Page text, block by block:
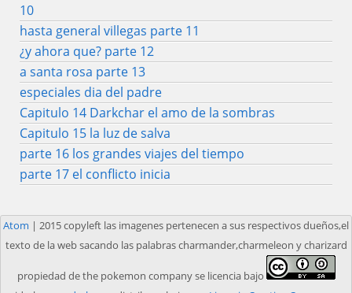
10
hasta general villegas parte 11
¿y ahora que? parte 12
a santa rosa parte 13
especiales dia del padre
Capitulo 14 Darkchar el amo de la sombras
Capitulo 15 la luz de salva
parte 16 los grandes viajes del tiempo
parte 17 el conflicto inicia
Atom | 2015 copyleft las imagenes pertenecen a sus respectivos dueños,el
texto de la web sacando las palabras charmander,charmeleon y charizard
propiedad de the pokemon company se licencia bajo